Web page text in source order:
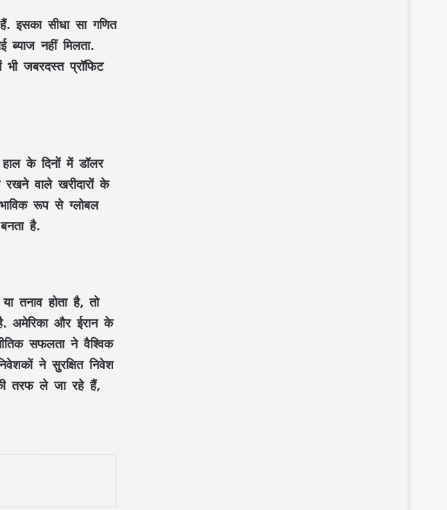
इसका सीधा सा गणित
नहीं मिलता.
जबरदस्त प्रॉफिट
के दिनों में डॉलर
वाले खरीदारों के
रूप से ग्लोबल
है.
तनाव होता है, तो
अमेरिका और ईरान के
सफलता ने वैश्विक
ने सुरक्षित निवेश
तरफ ले जा रहे हैं,
बोले- Gen Z सवाल
पड़े तो आंदोलन भी
के लिए नहीं
किया ‘मेरी बेटी–मेरा
गांव में बनेगा मुक्तिधाम,
लिए शौचालय; 6,855
हुआ साकार’
CM हेल्पलाइन,
फोकस, लापरवाही